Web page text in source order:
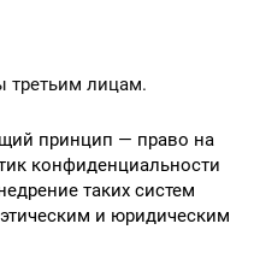
третьим лицам.
принцип — право на
конфиденциальности
таких систем
и юридическим